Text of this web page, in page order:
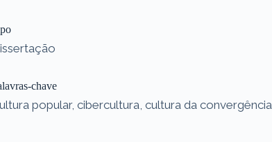
chave
popular, cibercultura, cultura da convergência